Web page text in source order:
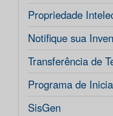
Propriedade
Notifique sua
Transferência de
Programa de
SisGen